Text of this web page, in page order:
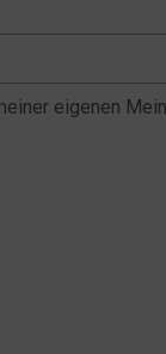
eigenen